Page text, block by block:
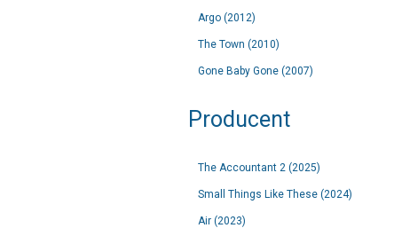
Argo (2012)
The Town (2010)
Gone Baby Gone (2007)
Producent
The Accountant 2 (2025)
Small Things Like These (2024)
Air (2023)